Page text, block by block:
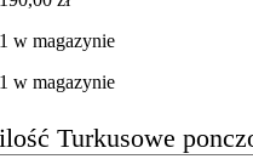
1 w magazynie
1 w magazynie
ilość Turkusowe